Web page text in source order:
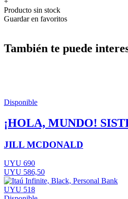
Producto sin stock
Guardar en favoritos
También te puede
Disponible
¡HOLA, MUNDO!
JILL MCDONALD
UYU 690
UYU 586,50
UYU 518